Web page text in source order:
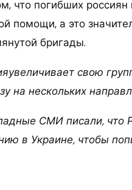
что погибших россиян
помощи, а это
бригады.
свою
на нескольких
СМИ писали,
в Украине, чтобы